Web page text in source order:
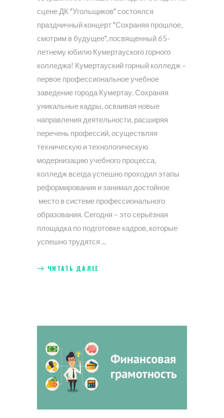
сцене ДК "Угольщиков" состоялся
праздничный концерт "Сохраняя прошлое,
смотрим в будущее", посвященный 65-
летнему юбилю Кумертауского горного
колледжа! Кумертауский горный колледж –
первое профессиональное учебное
заведение города Кумертау. Сохраняя
уникальные кадры, осваивая новые
направления деятельности, расширяя
перечень профессий, осуществляя
техническую и технологическую
модернизацию учебного процесса,
колледж всегда успешно проходил этапы
реформирования и занимал достойное
место в системе профессионального
образования. Сегодня – это серьёзная
площадка по подготовке кадров, которые
успешно трудятся
ЧИТАТЬ ДАЛЕЕ